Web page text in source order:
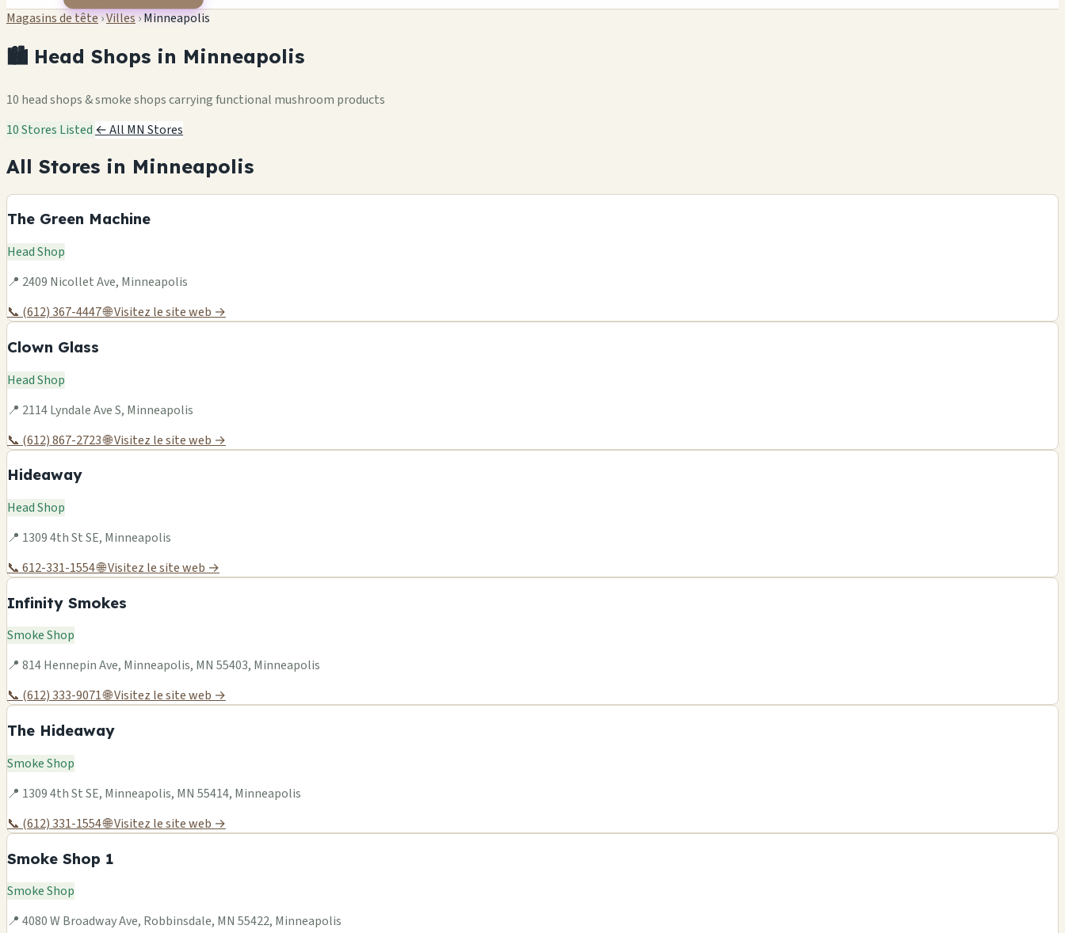
Magasins de tête›Villes›Minneapolis
🏙️ Head Shops in Minneapolis
10 head shops & smoke shops carrying functional mushroom products
10 Stores Listed ← All MN Stores
All Stores in Minneapolis
The Green Machine
Head Shop
📍 2409 Nicollet Ave, Minneapolis
📞 (612) 367-4447🌐 Visitez le site web →
Clown Glass
Head Shop
📍 2114 Lyndale Ave S, Minneapolis
📞 (612) 867-2723🌐 Visitez le site web →
Hideaway
Head Shop
📍 1309 4th St SE, Minneapolis
📞 612-331-1554🌐 Visitez le site web →
Infinity Smokes
Smoke Shop
📍 814 Hennepin Ave, Minneapolis, MN 55403, Minneapolis
📞 (612) 333-9071🌐 Visitez le site web →
The Hideaway
Smoke Shop
📍 1309 4th St SE, Minneapolis, MN 55414, Minneapolis
📞 (612) 331-1554🌐 Visitez le site web →
Smoke Shop 1
Smoke Shop
📍 4080 W Broadway Ave, Robbinsdale, MN 55422, Minneapolis